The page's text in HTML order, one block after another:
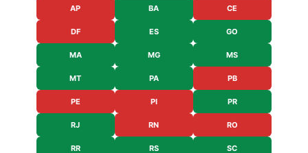
AP BA CE
DF ES GO
MA MG MS
MT PA PB
PE PI PR
RJ RN RO
RR RS SC